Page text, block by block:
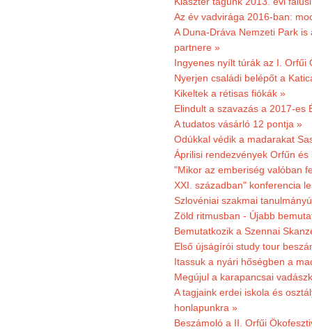
Az év vadvirága 2016-ban:
A Duna-Dráva Nemzeti Park
partnere »
Ingyenes nyílt túrák az I. Orfűi
Nyerjen családi belépőt a
Kikeltek a rétisas fiókák »
Elindult a szavazás a 2017-es
A tudatos vásárló 12 pontja »
Odúkkal védik a madarakat
Áprilisi rendezvények Orfűn és
"Mikor az emberiség valóban
XXI. században" konferencia
Szlovéniai szakmai
Zöld ritmusban - Újabb
Bemutatkozik a Szennai
Első újságírói study tour
Itassuk a nyári hőségben a
Megújul a karapancsai
A tagjaink erdei iskola és
honlapunkra »
Beszámoló a II. Orfűi